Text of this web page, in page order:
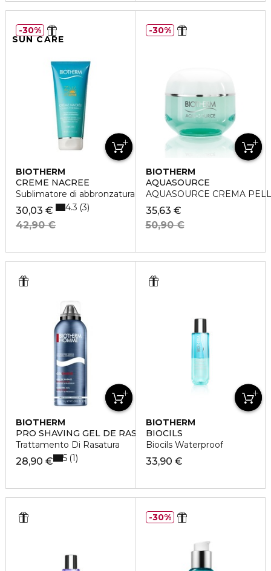
SUN CARE
BIOTHERM
CREME NACREE
Sublimatore di abbronzatura
30,03 €
42,90 €
4.3 3
30%
BIOTHERM
AQUASOURCE
AQUASOURCE CREMA
35,63 €
50,90 €
30%
BIOTHERM
PRO SHAVING GEL DE RASAGE
Trattamento Di Rasatura
28,90 € 5 1
BIOTHERM
BIOCILS
Biocils Waterproof
33,90 €
30%